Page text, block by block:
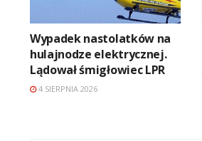
Wypadek nastolatków na
hulajnodze elektrycznej.
Lądował śmigłowiec LPR
4 SIERPNIA 2026